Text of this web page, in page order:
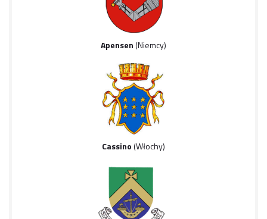
Apensen(Niemcy)
Cassino(Włochy)